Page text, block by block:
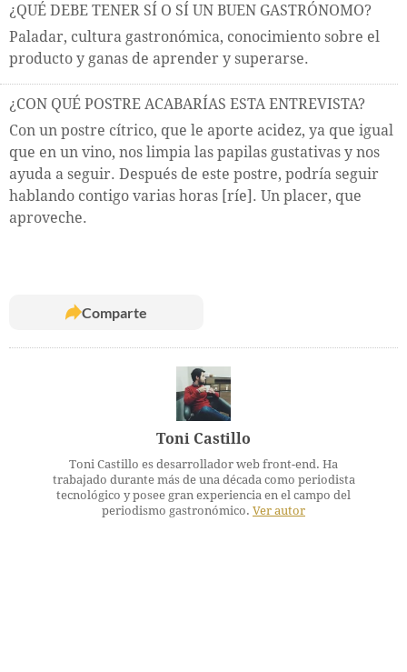
¿QUÉ DEBE TENER SÍ O SÍ UN BUEN GASTRÓNOMO?
Paladar, cultura gastronómica, conocimiento sobre el
producto y ganas de aprender y superarse.
¿CON QUÉ POSTRE ACABARÍAS ESTA ENTREVISTA?
Con un postre cítrico, que le aporte acidez, ya que igual
que en un vino, nos limpia las papilas gustativas y nos
ayuda a seguir. Después de este postre, podría seguir
hablando contigo varias horas [ríe]. Un placer, que
aproveche.
Comparte
Toni Castillo
Toni Castillo es desarrollador web front-end. Ha
trabajado durante más de una década como periodista
tecnológico y posee gran experiencia en el campo del
periodismo gastronómico. Ver autor